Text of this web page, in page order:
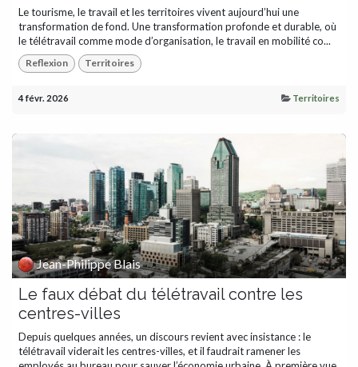
Le tourisme, le travail et les territoires vivent aujourd’hui une
transformation de fond. Une transformation profonde et durable, où
le télétravail comme mode d’organisation, le travail en mobilité co...
Reflexion Territoires
4 févr. 2026 Territoires
Jean-Philippe Blais
Le faux débat du télétravail contre les
centres-villes
Depuis quelques années, un discours revient avec insistance : le
télétravail viderait les centres-villes, et il faudrait ramener les